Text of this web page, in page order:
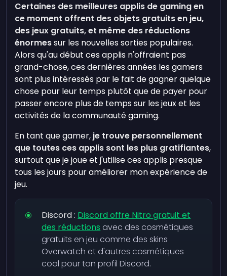
Certaines des meilleures applis de gaming en
ce moment offrent des objets gratuits en jeu,
des jeux gratuits, et même des réductions
énormessur les nouvelles sorties populaires.
Alors qu'au début ces applis n'offraient pas
grand-chose, ces dernières années les gamers
sont plus intéressés par le fait de gagner quelque
chose pour leur temps plutôt que de payer pour
passer encore plus de temps sur les jeux et les
activités de la communauté gaming.
En tant que gamer, je trouve personnellement
que toutes ces applis sont les plus gratifiantes,
surtout que je joue et j'utilise ces applis presque
tous les jours pour améliorer mon expérience de
jeu.
Discord : Discord offre Nitro gratuit et
des réductions avec des cosmétiques
gratuits en jeu comme des skins
Overwatch et d'autres cosmétiques
cool pour ton profil Discord.